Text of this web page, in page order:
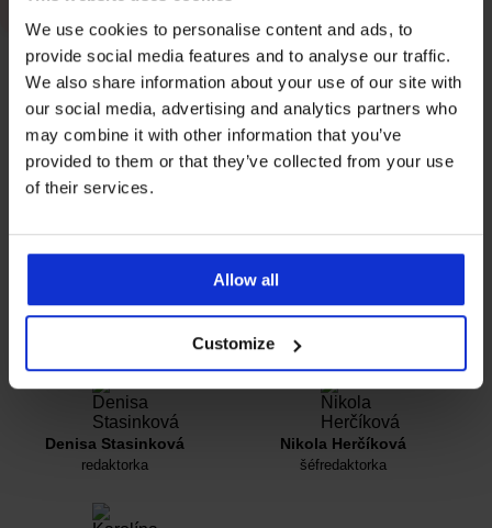
We use cookies to personalise content and ads, to
provide social media features and to analyse our traffic.
We also share information about your use of our site with
our social media, advertising and analytics partners who
may combine it with other information that you’ve
provided to them or that they’ve collected from your use
of their services.
Allow all
Customize
Nosíte správnu veľkosť podprsenky?
Štítok: Body
AKO VYBRAŤ O BIELIZNI
Body zbiera body: Prečo si „bodyčka“
zamilujete aj vy?
MAGAZÍN PRE VÁS PRIPRAVUJÚ
Denisa Stasinková
redaktorka
Nikola Herčíková
šéfredaktorka